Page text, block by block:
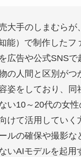
大手のしまむらが
能）で制作したフ
広告や公式SNSで
の人間と区別がつ
姿をしており、同
い10～20代の女
けて活用していく
ルの確保や撮影な
いAIモデルを起用